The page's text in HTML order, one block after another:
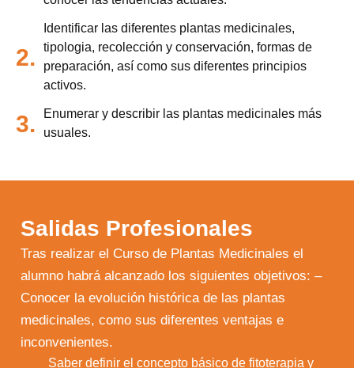
2.
Identificar las diferentes plantas medicinales,
tipologia, recolección y conservación, formas de
preparación, así como sus diferentes principios
activos.
3.
Enumerar y describir las plantas medicinales más
usuales.
Salidas Profesionales
Tras realizar el Curso de Plantas Medicinales el
alumno habrá alcanzado los siguientes objetivos: –
Conocer la evolución histórica de las plantas
medicinales, como sus diferentes ventajas e
inconvenientes.
Saber definir el concepto básico de fitoterapia y
Utilizamos cookies para ofrecerte la mejor
Rechazar
Configurar